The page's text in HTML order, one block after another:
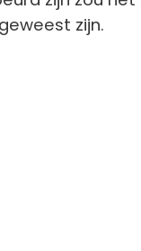
zijn.